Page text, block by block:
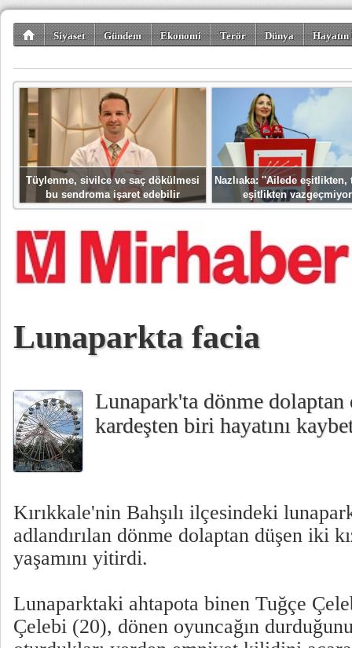
Siyaset Gündem Ekonomi Terör Dünya
Tüylenme, sivilce ve saç dökülmesi
bu sendroma işaret edebilir
Nazlıaka: ''Ailede eşitlikten,
eşitlikten
Lunaparkta facia
Lunapark'ta dönme dolaptan
kardeşten biri hayatını
Kırıkkale'nin Bahşılı ilçesindeki
adlandırılan dönme dolaptan düşen iki
yaşamını yitirdi.
Lunaparktaki ahtapota binen Tuğçe
Çelebi (20), dönen oyuncağın